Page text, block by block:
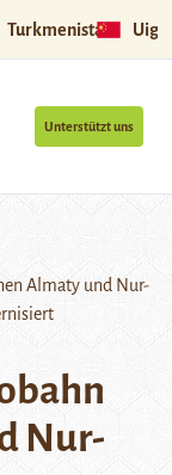
Turkmenistan
Unterstützt uns
Almaty und Nur-
Nur-